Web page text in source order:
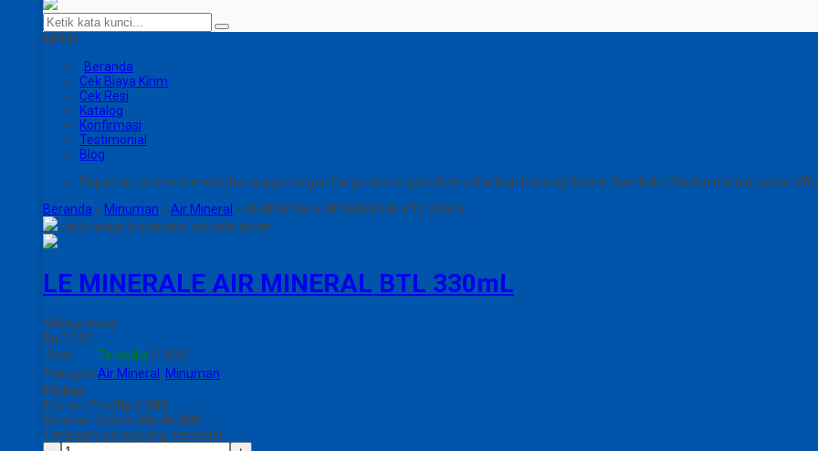
MENU
Beranda
Cek Biaya Kirim
Cek Resi
Katalog
Konfirmasi
Testimonial
Blog
Dapatkan promo menarik berupa potongan harga dan ongkos kirim, silahkan hubungi Admin Sembako Medan melalui pesan
Beranda » Minuman » Air Mineral »
LE MINERALE AIR MINERAL BTL 330mL
click image to preview activate zoom
LE MINERALE AIR MINERAL BTL 330mL
*Harga mulai
Rp 2.200
Stok
Tersedia (1000)
Kategori Air Mineral, Minuman
Pilihan
Eceran (Pcs)Rp 2.200
Grosiran (Karton)Rp 46.000
Tentukan pilihan yang tersedia!